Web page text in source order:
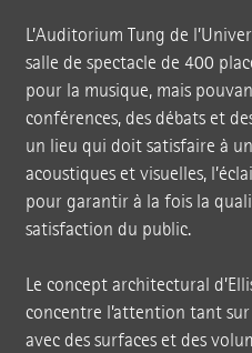
L’Auditorium Tung de
salle de spectacle de 400
pour la musique, mais
conférences, des débats et
un lieu qui doit satisfaire à
acoustiques et visuelles,
pour garantir à la fois la
satisfaction du public.
Le concept architectural
concentre l’attention tant
avec des surfaces et des